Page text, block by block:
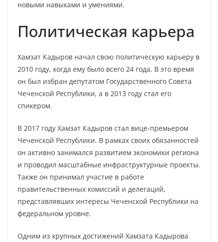
новыми навыками и умениями.
Политическая карьера
Хамзат Кадыров начал свою политическую карьеру в
2010 году, когда ему было всего 24 года. В это время
он был избран депутатом Государственного Совета
Чеченской Республики, а в 2013 году стал его
спикером.
В 2017 году Хамзат Кадыров стал вице-премьером
Чеченской Республики. В рамках своих обязанностей
он активно занимался развитием экономики региона
и проводил масштабные инфраструктурные проекты.
Также он принимал участие в работе
правительственных комиссий и делегаций,
представлявших интересы Чеченской Республики на
федеральном уровне.
Одним из крупных достижений Хамзата Кадырова